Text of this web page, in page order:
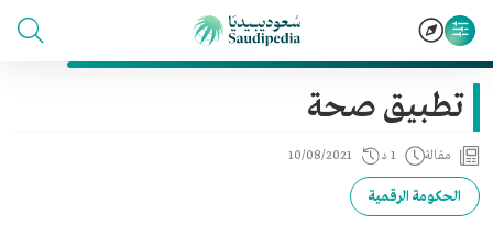
تطبيق صحة
مقالة 1 د 10/08/2021
الحكومة الرقمية